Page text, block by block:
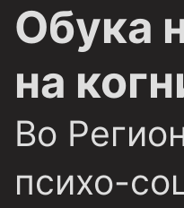
Обука
на
Во
психо-